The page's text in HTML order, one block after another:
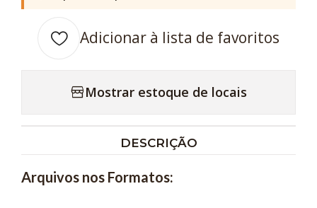
Adicionar à lista de favoritos
Mostrar estoque de locais
DESCRIÇÃO
Arquivos nos Formatos: